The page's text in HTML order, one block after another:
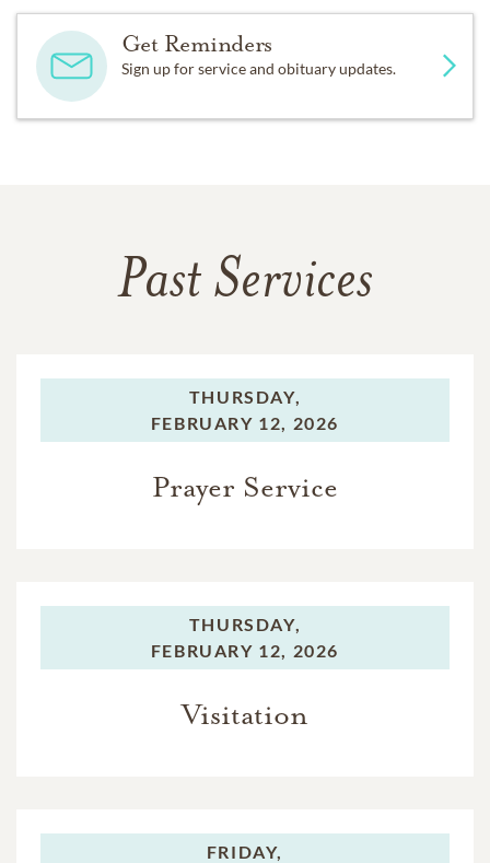
Get Reminders
Sign up for service and obituary updates.
Past Services
THURSDAY,
FEBRUARY 12, 2026
Prayer Service
THURSDAY,
FEBRUARY 12, 2026
Visitation
FRIDAY,